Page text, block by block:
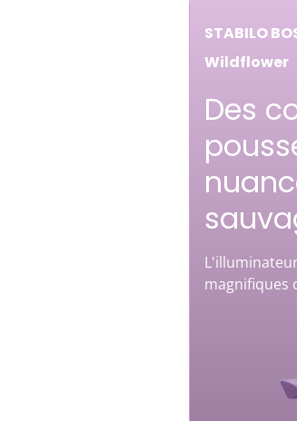
STABILO
Wildflower
Des
magnifiques